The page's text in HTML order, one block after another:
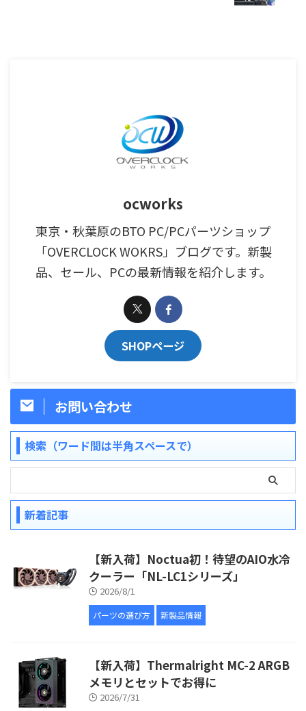
ocworks
東京・秋葉原のBTO PC/PCパーツショップ
「OVERCLOCK WOKRS」ブログです。新製
品、セール、PCの最新情報を紹介します。
SHOPページ
お問い合わせ
検索（ワード間は半角スペースで）
新着記事
【新入荷】Noctua初！待望のAIO水冷
クーラー「NL-LC1シリーズ」
2026/8/1
パーツの選び方 新製品情報
【新入荷】Thermalright MC-2 ARGB
メモリとセットでお得に
2026/7/31